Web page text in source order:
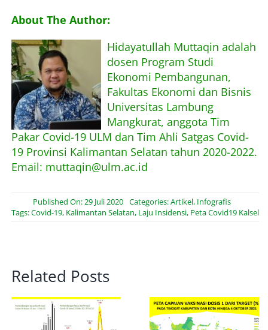
About The Author:
Hidayatullah Muttaqin adalah
dosen Program Studi
Ekonomi Pembangunan,
Fakultas Ekonomi dan Bisnis
Universitas Lambung
Mangkurat, anggota Tim
Pakar Covid-19 ULM dan Tim Ahli Satgas Covid-
19 Provinsi Kalimantan Selatan tahun 2020-2022.
Email: muttaqin@ulm.ac.id
Published On: 29 Juli 2020 Categories:Artikel, Infografis
Tags:Covid-19, Kalimantan Selatan, Laju Insidensi, Peta Covid19 Kalsel
Related Posts